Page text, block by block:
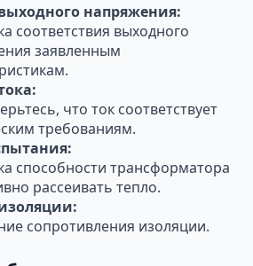
напряжения:
соответствия выходного
заявленным
что ток соответствует
требованиям.
способности трансформатора
рассеивать тепло.
сопротивления изоляции.